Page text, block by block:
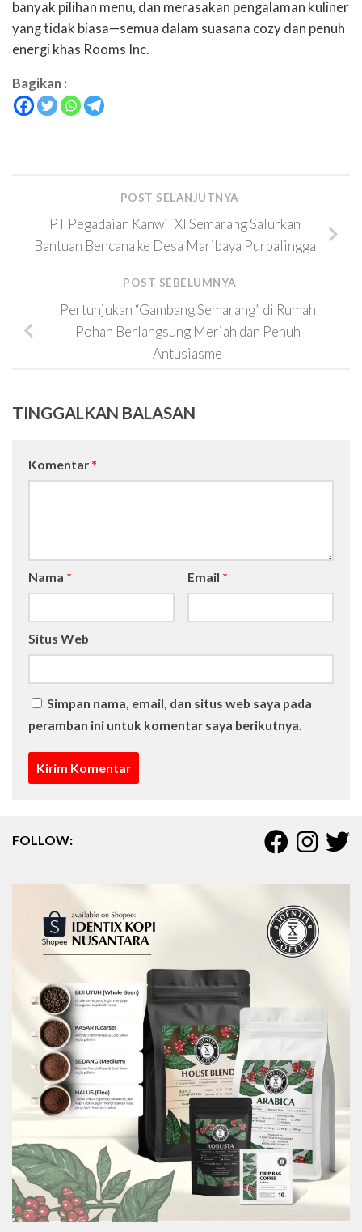
banyak pilihan menu, dan merasakan pengalaman kuliner
yang tidak biasa—semua dalam suasana cozy dan penuh
energi khas Rooms Inc.
Bagikan :
POST SELANJUTNYA
PT Pegadaian Kanwil XI Semarang Salurkan
Bantuan Bencana ke Desa Maribaya Purbalingga
POST SEBELUMNYA
Pertunjukan “Gambang Semarang” di Rumah
Pohan Berlangsung Meriah dan Penuh
Antusiasme
TINGGALKAN BALASAN
Komentar *
Nama * Email *
Situs Web
Simpan nama, email, dan situs web saya pada
peramban ini untuk komentar saya berikutnya.
FOLLOW: